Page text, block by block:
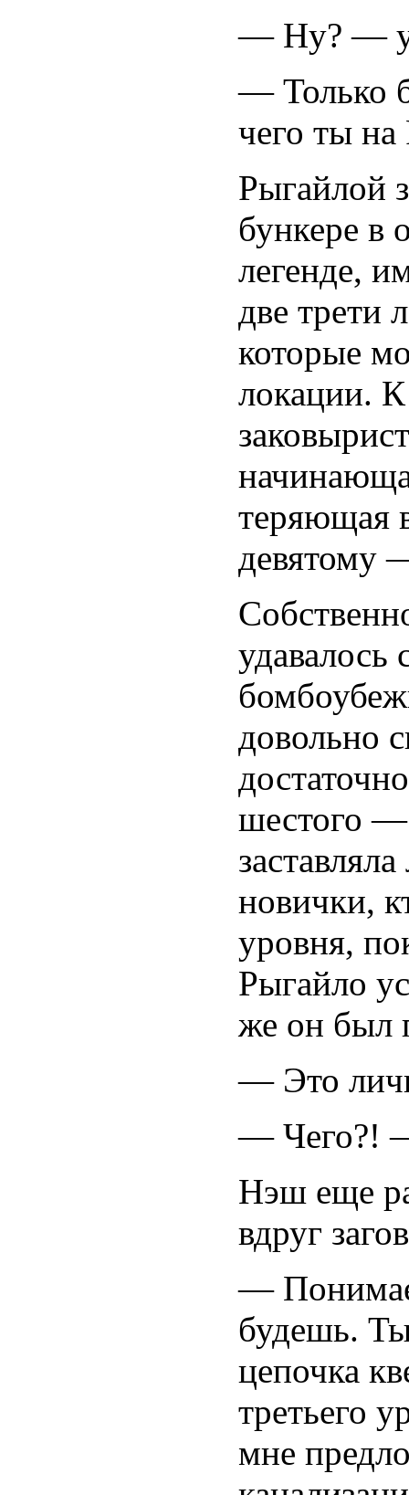
— Ну? —
— Только
чего ты на
Рыгайлой
бункере в
легенде,
две трети
которые
локации.
теряющая
девятому
удавалось
довольно
шестого —
новички,
уровня,
Рыгайло
же он был
— Это
— Чего?! —
Нэш еще
вдруг
—
будешь.
цепочка
третьего
мне